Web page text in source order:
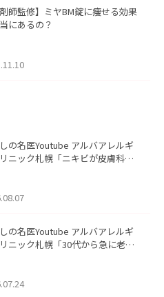
剤師監修】ミヤBM錠に痩せる効果
にあるの？
の名医Youtube アルバアレルギ
ニック札幌「ニキビが皮膚科で
。
の名医Youtube アルバアレルギ
ニック札幌「30代から急に老け